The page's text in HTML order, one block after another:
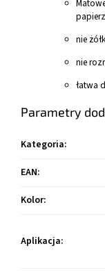
nie
nie
łatwa
Parametry
Kategoria:
EAN:
Kolor:
Aplikacja: